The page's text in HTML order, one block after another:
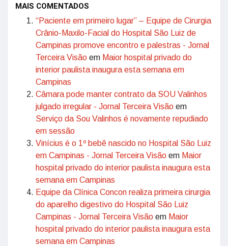
MAIS COMENTADOS
“Paciente em primeiro lugar” – Equipe de Cirurgia
Crânio-Maxilo-Facial do Hospital São Luiz de
Campinas promove encontro e palestras - Jornal
Terceira Visão em Maior hospital privado do
interior paulista inaugura esta semana em
Campinas
Câmara pode manter contrato da SOU Valinhos
julgado irregular - Jornal Terceira Visão em
Serviço da Sou Valinhos é novamente repudiado
em sessão
Vinícius é o 1º bebê nascido no Hospital São Luiz
em Campinas - Jornal Terceira Visão em Maior
hospital privado do interior paulista inaugura esta
semana em Campinas
Equipe da Clínica Concon realiza primeira cirurgia
do aparelho digestivo do Hospital São Luiz
Campinas - Jornal Terceira Visão em Maior
hospital privado do interior paulista inaugura esta
semana em Campinas